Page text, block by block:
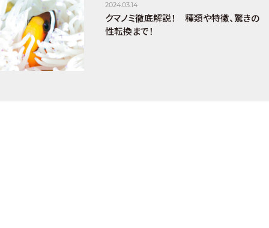
2024.03.14
クマノミ徹底解説！ 種類や特徴、驚きの
性転換まで！